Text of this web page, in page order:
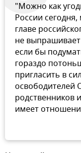
"Можно как
России
главе
не
если бы
гораздо
пригласить в
освободителей
родственников
имеет